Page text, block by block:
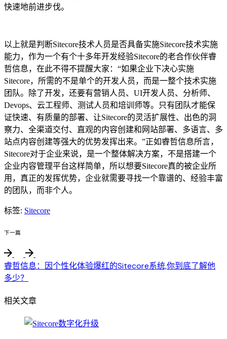
快速地前进步伐。
以上就是判断Sitecore技术人员是否具备实施Sitecore技术实施
能力，作为一个有个十多年开发经验Sitecore的老合作伙伴睿
哲信息，在此不得不提醒大家：“如果企业下决心实施
Sitecore，所需的不是单个的开发人员，而是一整个技术实施
团队。除了开发，还要有营销人员、UI开发人员、分析师、
Devops、云工程师、测试人员和培训师等。只有团队才能保
证快速、有质量的部署、让Sitecore的灵活扩展性、出色的洞
察力、全渠道交付、直观的内容创建和网站部署、多语言、多
站点内容创建等强大的优势发挥出来。”正如睿哲信息所言，
Sitecore对于企业来说，是一个整体解决方案，不是搭建一个
企业内容管理平台这样简单，所以想要Sitecore真的被企业所
用，真正的发挥优势，企业就需要寻找一个靠谱的、经验丰富
的团队，而非个人。
标签: Sitecore
下一篇
睿哲信息：因个性化体验爆红的Sitecore系统,你到底了解他
多少？
相关文章